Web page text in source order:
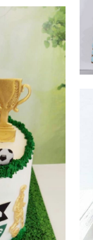
מכבי חיפה